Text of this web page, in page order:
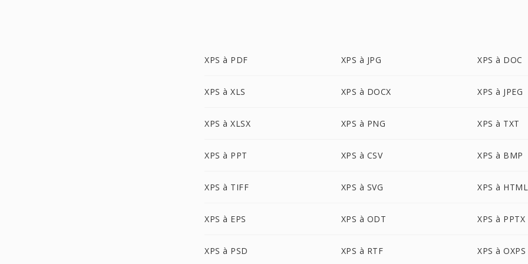
XPS à PDF XPS à JPG XPS à DOC
XPS à XLS XPS à DOCX XPS à JPEG
XPS à XLSX XPS à PNG XPS à TXT
XPS à PPT XPS à CSV XPS à BMP
XPS à TIFF XPS à SVG XPS à HTML
XPS à EPS XPS à ODT XPS à PPTX
XPS à PSD XPS à RTF XPS à OXPS